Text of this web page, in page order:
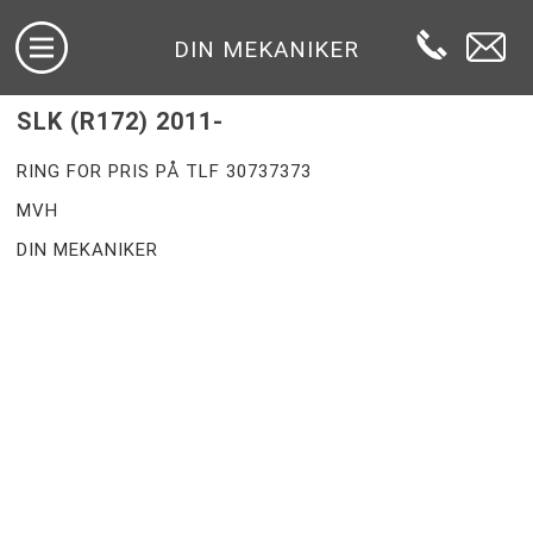
DIN MEKANIKER
SLK (R172) 2011-
RING FOR PRIS PÅ TLF 30737373
MVH
DIN MEKANIKER